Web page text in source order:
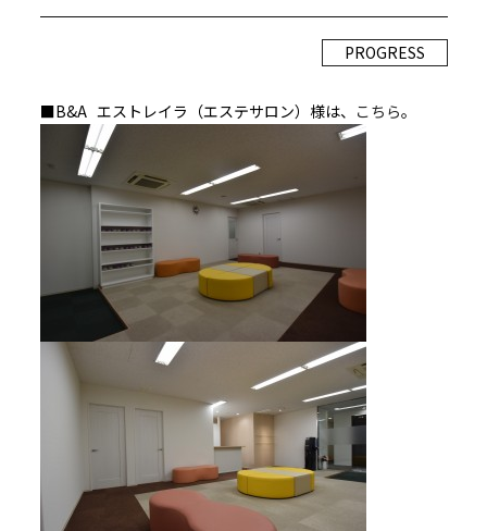
PROGRESS
■B&A エストレイラ（エステサロン）様は、 こちら。